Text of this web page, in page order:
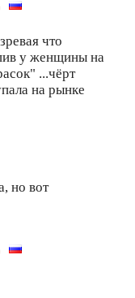
что
у женщины на
...чёрт
на рынке
но вот